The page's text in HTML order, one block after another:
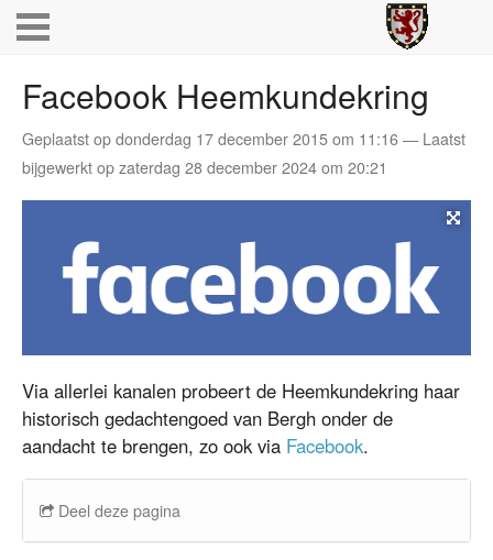
Facebook Heemkundekring
Geplaatst op donderdag 17 december 2015 om 11:16 — Laatst
bijgewerkt op zaterdag 28 december 2024 om 20:21
Via allerlei kanalen probeert de Heemkundekring haar
historisch gedachtengoed van Bergh onder de
aandacht te brengen, zo ook via Facebook.
Deel deze pagina